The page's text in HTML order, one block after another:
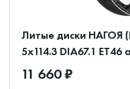
Литые диски НАГОЯ
5x114.3 DIA67.1 ET46
11 660 ₽